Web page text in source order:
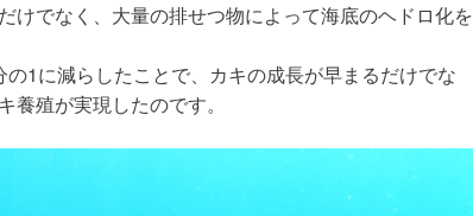
けでなく、大量の排せつ物によって海底のヘドロ化を
の1に減らしたことで、カキの成長が早まるだけでな
養殖が実現したのです。